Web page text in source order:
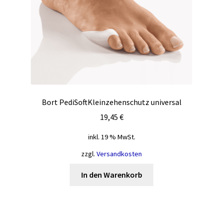
Bort PediSoftKleinzehenschutz universal
19,45 €
inkl. 19 % MwSt.
zzgl. Versandkosten
In den Warenkorb